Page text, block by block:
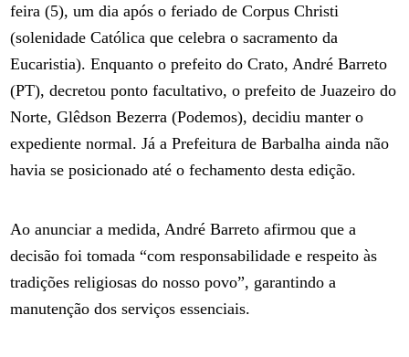
feira (5), um dia após o feriado de Corpus Christi
(solenidade Católica que celebra o sacramento da
Eucaristia). Enquanto o prefeito do Crato, André Barreto
(PT), decretou ponto facultativo, o prefeito de Juazeiro do
Norte, Glêdson Bezerra (Podemos), decidiu manter o
expediente normal. Já a Prefeitura de Barbalha ainda não
havia se posicionado até o fechamento desta edição.
Ao anunciar a medida, André Barreto afirmou que a
decisão foi tomada “com responsabilidade e respeito às
tradições religiosas do nosso povo”, garantindo a
manutenção dos serviços essenciais.